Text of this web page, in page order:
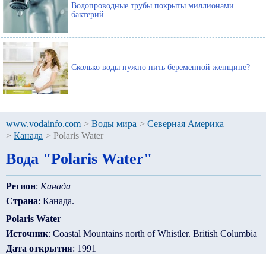
Водопроводные трубы покрыты миллионами
бактерий
Сколько воды нужно пить беременной женщине?
www.vodainfo.com > Воды мира > Северная Америка
> Канада > Polaris Water
Вода "Polaris Water"
Регион: Канада
Страна: Канада.
Polaris Water
Источник: Coastal Mountains north of Whistler. British Columbia
Дата открытия: 1991